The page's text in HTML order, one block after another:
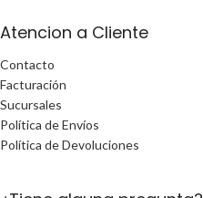
Atencion a Cliente
Contacto
Facturación
Sucursales
Política de Envíos
Política de Devoluciones